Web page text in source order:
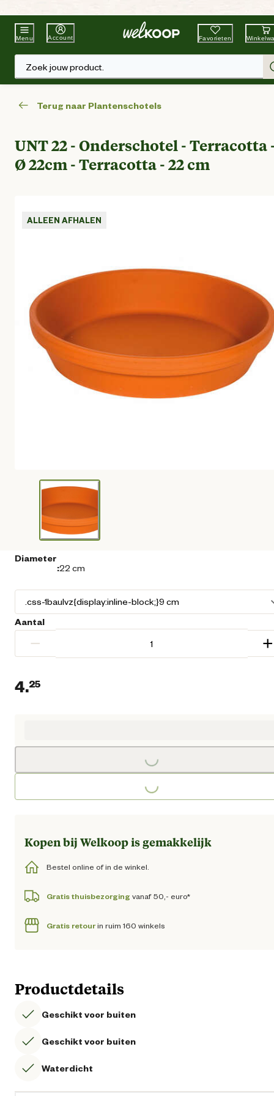
Beste WinkelketenTuin & Dier
Menu Account Favorieten
Zoek jouw product.
Terug naar Plantenschotels
UNT 22 - Onderschotel - Terracotta
Ø 22cm - Terracotta - 22 cm
ALLEEN AFHALEN
Diameter
:22 cm
Aantal
− +
4.25
Loading...
Loading...
Kopen bij Welkoop is gemakkelijk
Bestel online of in de winkel.
Gratis thuisbezorging vanaf 50,- euro*
Gratis retourin ruim 160 winkels
Productdetails
Geschikt voor buiten
Geschikt voor buiten
Waterdicht